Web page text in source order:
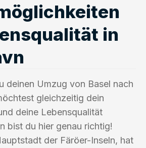
in
deinen Umzug von Basel nach
gleichzeitig dein
deine Lebensqualität
bist du hier genau richtig!
der Färöer-Inseln, hat